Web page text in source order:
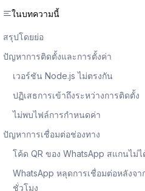
ในบทความนี้
สรุปโดยย่อ
ปัญหาการติดตั้งและการตั้งค่า
เวอร์ชัน Node.js ไม่ตรงกัน
ปฏิเสธการเข้าถึงระหว่างการติดตั้ง
ไม่พบไฟล์การกำหนดค่า
ปัญหาการเชื่อมต่อช่องทาง
โค้ด QR ของ WhatsApp สแกนไม่ไ
WhatsApp หลุดการเชื่อมต่อหลังจา
ชั่วโมง